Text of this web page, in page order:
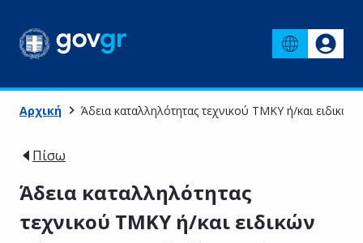
Αρχική Άδεια καταλληλότητας τεχνικού ΤΜΚΥ ή/και
Πίσω
Άδεια καταλληλότητας
τεχνικού ΤΜΚΥ ή/και ειδικών